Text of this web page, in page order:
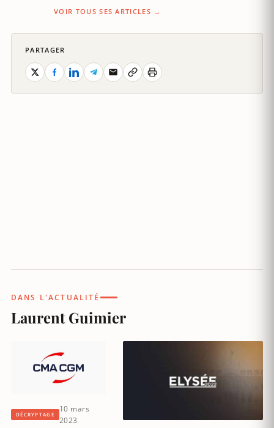
PARTAGER
VOIR TOUS SES ARTICLES →
DANS L'ACTUALITÉ
Laurent Guimier
DÉCRYPTAGE
10 mars
2023